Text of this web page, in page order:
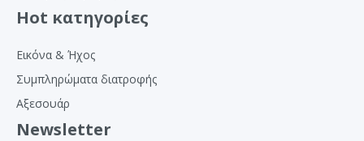
Hot κατηγορίες
Εικόνα & Ήχος
Συμπληρώματα διατροφής
Αξεσουάρ
Newsletter